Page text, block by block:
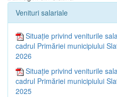
Venituri salariale
Situație privind veniturile
cadrul Primăriei municipiului
2026
Situație privind veniturile
cadrul Primăriei municipiului
2025